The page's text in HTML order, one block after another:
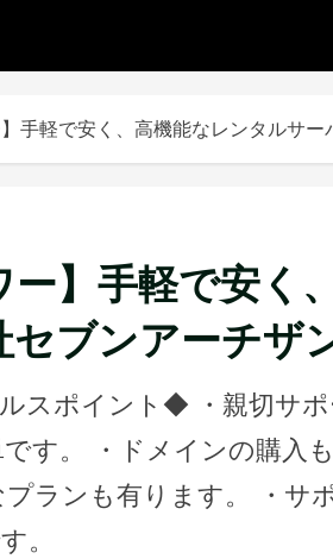
手軽で安く、高機能なレンタルサ
ー】手軽で安く
ブンアーチザ
スポイント◆ ・親切サ
す。 ・ドメインの購入
ランも有ります。 ・サ
。